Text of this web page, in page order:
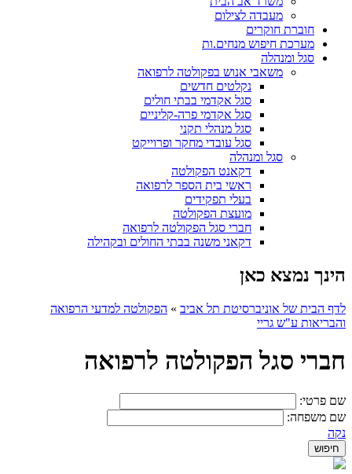
מעבדה לצילום
חוברת חוקרים
מערכת חיפוש מנחים.ות
סגל ומנהלה
משאבי אנוש בפקולטה לרפואה
נקלטים חדשים
סגל אקדמי בבתי חולים
סגל אקדמי פרה-קליניים
סגל מנהלי תקני
סגל עובדי מחקר ופרוייקט
סגל ומנהלה
דקאנט הפקולטה
ראשי בית הספר לרפואה
בעלי תפקידים
מועצת הפקולטה
חברי סגל הפקולטה לרפואה
דקאני משנה בבתי החולים ובקהילה
הינך נמצא כאן
לדף הבית של אוניברסיטת תל אביב » הפקולטה למדעי הרפואה
והבריאות ע"ש גריי
חברי סגל הפקולטה לרפואה
שם פרטי:
שם משפחה:
נקה